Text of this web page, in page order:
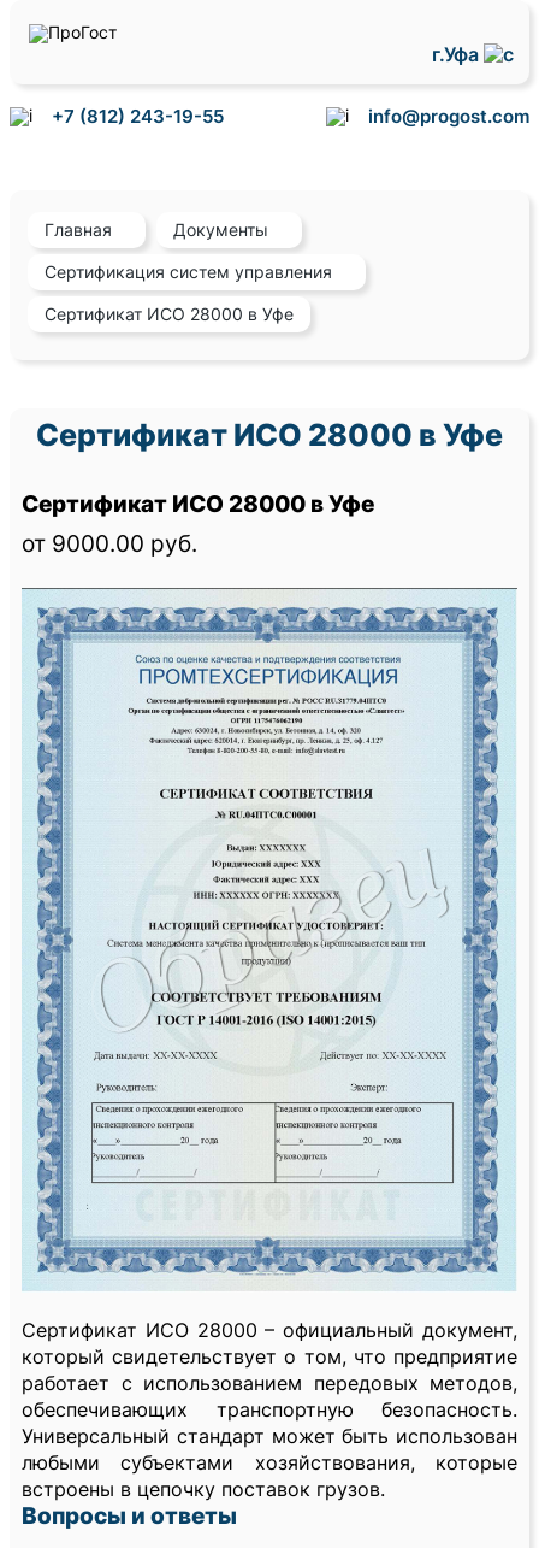
г.Уфа
+7 (812) 243-19-55 info@progost.com
Главная Документы
Сертификация систем управления
Сертификат ИСО 28000 в Уфе
Сертификат ИСО 28000 в Уфе
Сертификат ИСО 28000 в Уфе
от 9000.00 руб.
Сертификат ИСО 28000 – официальный документ,
который свидетельствует о том, что предприятие
работает с использованием передовых методов,
обеспечивающих транспортную безопасность.
Универсальный стандарт может быть использован
любыми субъектами хозяйствования, которые
встроены в цепочку поставок грузов.
Вопросы и ответы